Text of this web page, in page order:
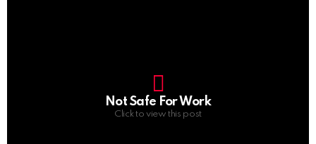
Not Safe For Work
Click to view this post